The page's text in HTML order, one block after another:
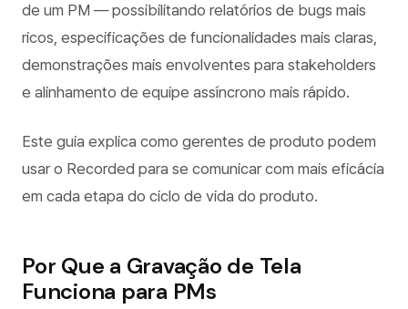
de um PM — possibilitando relatórios de bugs mais
ricos, especificações de funcionalidades mais claras,
demonstrações mais envolventes para stakeholders
e alinhamento de equipe assíncrono mais rápido.
Este guia explica como gerentes de produto podem
usar o Recorded para se comunicar com mais eficácia
em cada etapa do ciclo de vida do produto.
Por Que a Gravação de Tela
Funciona para PMs